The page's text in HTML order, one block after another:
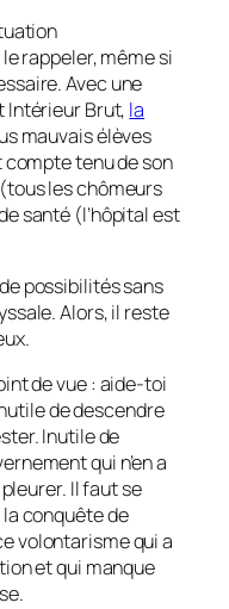
rappeler, même si
Avec une
Intérieur Brut, la
mauvais élèves
tenu de son
les chômeurs
santé (l’hôpital est
possibilités sans
Alors, il reste
de vue : aide-toi
de descendre
Inutile de
qui n’en a
Il faut se
conquête de
volontarisme qui a
et qui manque